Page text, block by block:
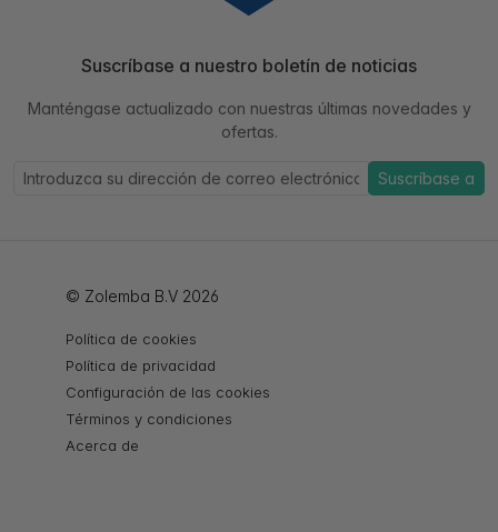
Suscríbase a nuestro boletín de noticias
Manténgase actualizado con nuestras últimas novedades y
ofertas.
Suscríbase a
© Zolemba B.V 2026
Política de cookies
Política de privacidad
Configuración de las cookies
Términos y condiciones
Acerca de